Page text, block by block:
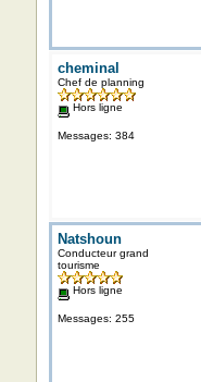
cheminal
Chef de planning
Hors ligne
Messages: 384
Natshoun
Conducteur grand
tourisme
Hors ligne
Messages: 255